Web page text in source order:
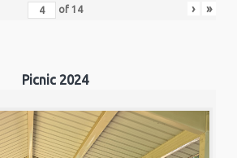
of 14 › »
Picnic 2024